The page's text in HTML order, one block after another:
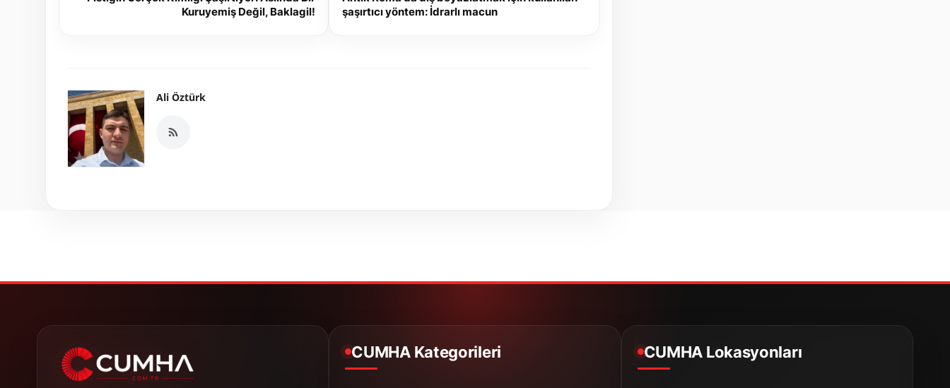
Kuruyemiş Değil, Baklagil!
şaşırtıcı yöntem: İdrarlı macun
Ali Öztürk
CUMHA Kategorileri CUMHA Lokasyonları